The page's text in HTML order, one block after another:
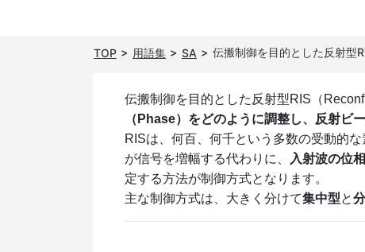
TOP 用語集 SA 伝搬制御を目的とした反射型
伝搬制御を目的とした反射型RIS（
（Phase）をどのように調整し、反射ビ
RISは、何百、何千という多数の受動的
が信号を増幅する代わりに、
入射波の位
定する方法が制御方式となります。
主な制御方式は、大きく分けて集中型と